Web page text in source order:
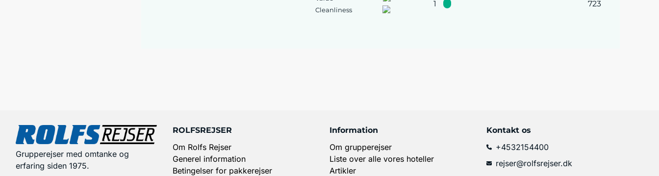
Cleanliness
1
723
Grupperejser med omtanke og
erfaring siden 1975.
ROLFSREJSER
Om Rolfs Rejser
Generel information
Betingelser for pakkerejser
Information
Om grupperejser
Liste over alle vores hoteller
Artikler
Kontakt os
+4532154400
rejser@rolfsrejser.dk